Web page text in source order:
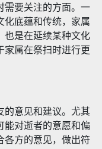
需要关注的方面。一
化底蕴和传统，家属
也是在延续某种文化
家属在祭扫时进行更
的意见和建议。尤其
能对逝者的意愿和偏
各方的意见，做出符